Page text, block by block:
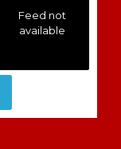
Feed not
available